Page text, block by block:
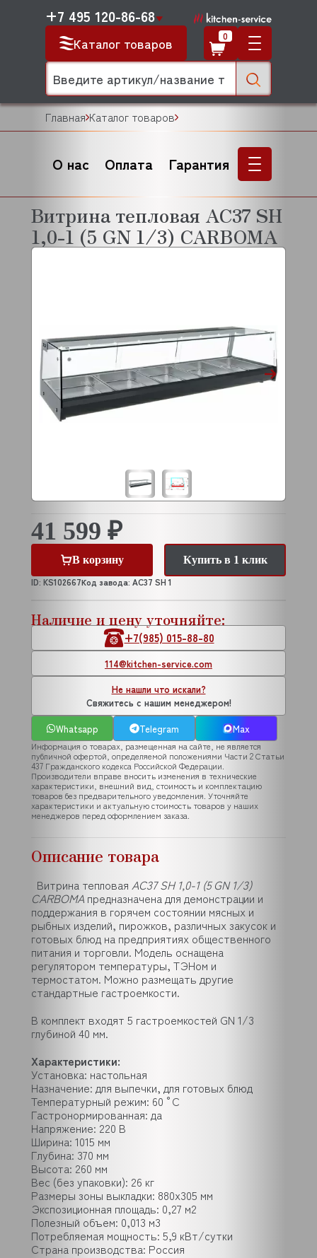
Каталог товаров
+7 495 120-86-68
0
Главная Каталог товаров
О нас Оплата Гарантия
Витрина тепловая AC37 SH
1,0-1 (5 GN 1/3) CARBOMA
41 599 ₽
В корзину
Купить в 1 клик
ID: KS102667Код завода: AC37 SH 1
Наличие и цену уточняйте:
+7(985) 015-88-80
114@kitchen-service.com
Не нашли что искали?
Свяжитесь с нашим менеджером!
Whatsapp
Telegram Max
Информация о товарах, размещенная на сайте, не является
публичной офертой, определяемой положениями Части 2 Статьи
437 Гражданского кодекса Российской Федерации.
Производители вправе вносить изменения в технические
характеристики, внешний вид, стоимость и комплектацию
товаров без предварительного уведомления. Уточняйте
характеристики и актуальную стоимость товаров у наших
менеджеров перед оформлением заказа.
Описание товара
Витрина тепловая AC37 SH 1,0-1 (5 GN 1/3)
CARBOMA предназначена для демонстрации и
поддержания в горячем состоянии мясных и
рыбных изделий, пирожков, различных закусок и
готовых блюд на предприятиях общественного
питания и торговли. Модель оснащена
регулятором температуры, ТЭНом и
термостатом. Можно размещать другие
стандартные гастроемкости.
В комплект входят 5 гастроемкостей GN 1/3
глубиной 40 мм.
Характеристики:
Установка: настольная
Назначение: для выпечки, для готовых блюд
Температурный режим: 60 °C
Гастронормированная: да
Напряжение: 220 В
Ширина: 1015 мм
Глубина: 370 мм
Высота: 260 мм
Вес (без упаковки): 26 кг
Размеры зоны выкладки: 880х305 мм
Экспозиционная площадь: 0,27 м2
Полезный объем: 0,013 м3
Потребляемая мощность: 5,9 кВт/сутки
Страна производства: Россия